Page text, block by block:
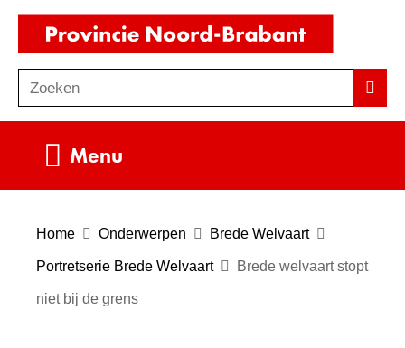
Ga
de
inhoud
o
e
Zoeken
Menu
Home Onderwerpen Brede Welvaart
Portretserie Brede Welvaart Brede welvaart stopt
niet bij de grens